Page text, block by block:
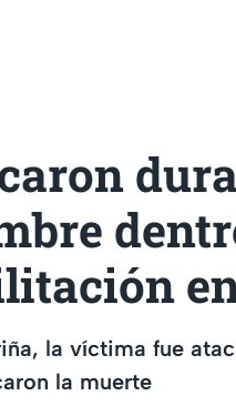
la víctima fue
la muerte